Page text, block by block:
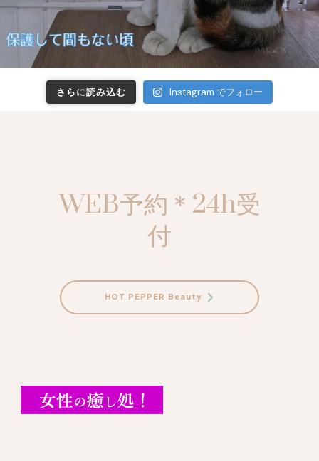
さらに読み込む Instagram でフォロー
WEB予約＊24h受
付
HOT PEPPER Beauty